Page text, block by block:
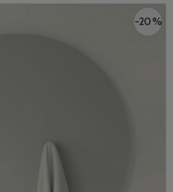
-20 %